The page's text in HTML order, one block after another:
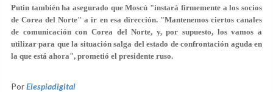
Putin también ha asegurado que Moscú "instará firmemente a los socios
de Corea del Norte" a ir en esa dirección. "Mantenemos ciertos canales
de comunicación con Corea del Norte, y, por supuesto, los vamos a
utilizar para que la situación salga del estado de confrontación aguda en
la que está ahora", prometió el presidente ruso.
PorElespiadigital